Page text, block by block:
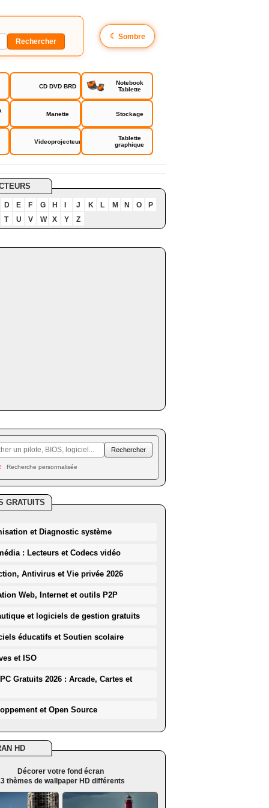
☾ Sombre
CD DVD BRD
Notebook
Tablette
Manette Stockage
Videoprojecteur
Tablette
graphique
D E F G H J K L M N O
P
T
U V W X Y Z
Recherche personnalisée
GRATUITS
et Diagnostic système
: Lecteurs et Codecs vidéo
Antivirus et Vie privée 2026
Web, Internet et outils P2P
et logiciels de gestion gratuits
éducatifs et Soutien scolaire
et ISO
Gratuits 2026 : Arcade, Cartes et
et Open Source
HD
Décorer votre fond écran
thèmes de wallpaper HD différents